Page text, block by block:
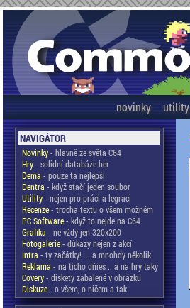
novinky utility
NAVIGÁTOR
Novinky- hlavně ze světa C64
Hry- solidní databáze her
Dema - pouze ta nejlepší
Dentra - když stačí jeden soubor
Utility- nejen pro práci a legraci
Recenze- trocha textu o všem možném
PC Software- když to nejde na C64
Grafika - ne vždy jen 320x200
Fotogalerie- důkazy nejen z akcí
Intra - ty začátky! ... a mnohdy několik
Reklama - na ticho dňies .. a na hry taky
Covery- diskety zabalené v obrázku
Diskuze- o všem, o ničem a tak